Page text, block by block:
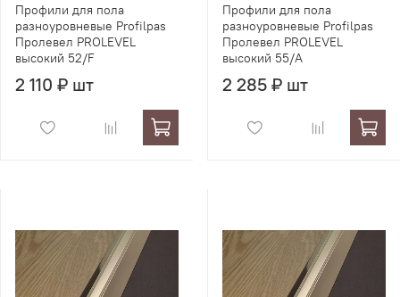
Профили для пола
разноуровневые Profilpas
Пролевел PROLEVEL
высокий 52/F
2 110 ₽ шт
Профили для пола
разноуровневые Profilpas
Пролевел PROLEVEL
высокий 55/A
2 285 ₽ шт